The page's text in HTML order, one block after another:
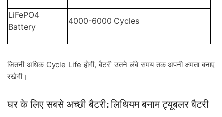
LiFePO4
Battery
4000-6000 Cycles
जितनी अधिकCycle Lifeहोगी,बैटरी उतने लंबे समय तक अपनी क्षमता बनाए
रखेगी।
घर के लिए सबसे अच्छी बैटरी:लिथियम बनाम ट्यूबलर बैटरी